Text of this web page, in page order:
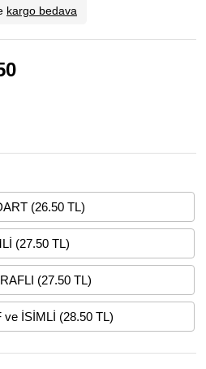
kargo bedava
(26.50 TL)
(27.50 TL)
(27.50 TL)
ve İSİMLİ (28.50 TL)